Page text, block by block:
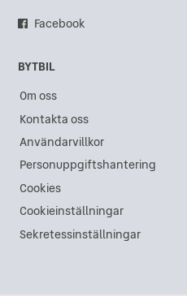
Facebook
BYTBIL
Om oss
Kontakta oss
Användarvillkor
Personuppgiftshantering
Cookies
Cookieinställningar
Sekretessinställningar